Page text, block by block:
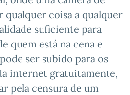
qualquer coisa a qualquer
suficiente para
quem está na cena e
ser subido para os
internet gratuitamente,
pela censura de um